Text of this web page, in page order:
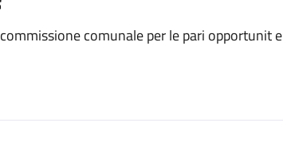
comunale per le pari opportunit e